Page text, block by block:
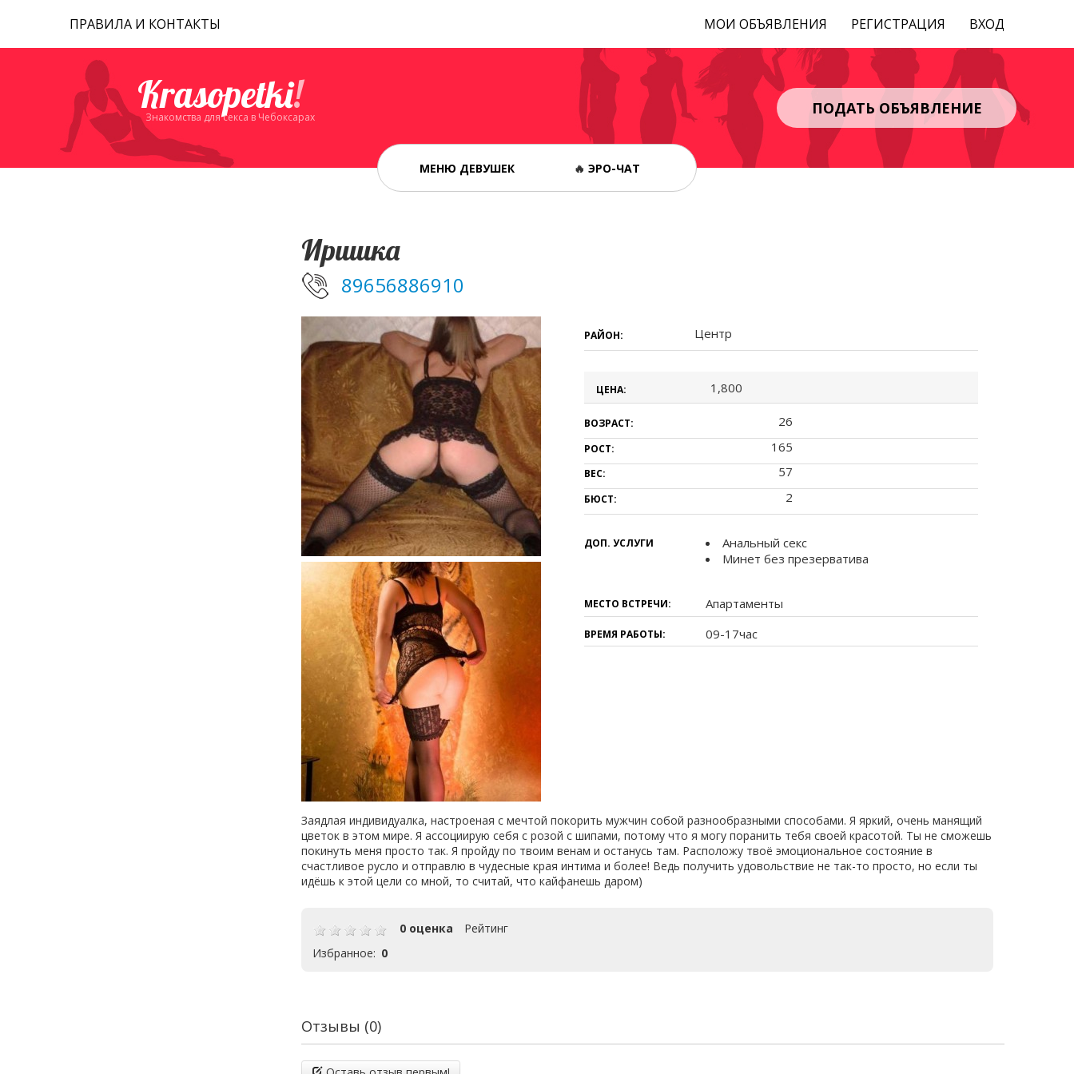
ПРАВИЛА И КОНТАКТЫ ВХОД
РЕГИСТРАЦИЯ
МОИ ОБЪЯВЛЕНИЯ
Krasopetki!
Знакомства для секса в Чебоксарах ПОДАТЬ ОБЪЯВЛЕНИЕ
МЕНЮ ДЕВУШЕК 🔥 ЭРО-ЧАТ
Иришка
89656886910
РАЙОН: Центр
ЦЕНА: 1,800
ВОЗРАСТ: 26
РОСТ: 165
ВЕС: 57
БЮСТ: 2
ДОП. УСЛУГИ
Анальный секс
Минет без презерватива
МЕСТО ВСТРЕЧИ: Апартаменты
ВРЕМЯ РАБОТЫ: 09-17час
Заядлая индивидуалка, настроеная с мечтой покорить мужчин собой разнообразными способами. Я яркий, очень манящий
цветок в этом мире. Я ассоциирую себя с розой с шипами, потому что я могу поранить тебя своей красотой. Ты не сможешь
покинуть меня просто так. Я пройду по твоим венам и останусь там. Расположу твоё эмоциональное состояние в
счастливое русло и отправлю в чудесные края интима и более! Ведь получить удовольствие не так-то просто, но если ты
идёшь к этой цели со мной, то считай, что кайфанешь даром)
Рейтинг
0 оценка
Избранное: 0
Отзывы (0)